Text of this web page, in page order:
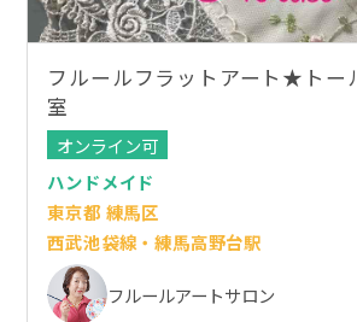
フルールフラットアート★トー
室
オンライン可
ハンドメイド
東京都 練馬区
西武池袋線・練馬高野台駅
フルールアートサロン